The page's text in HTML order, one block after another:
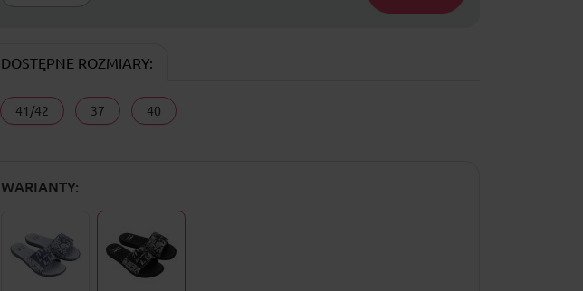
DOSTĘPNE ROZMIARY:
41/42 37 40
WARIANTY: